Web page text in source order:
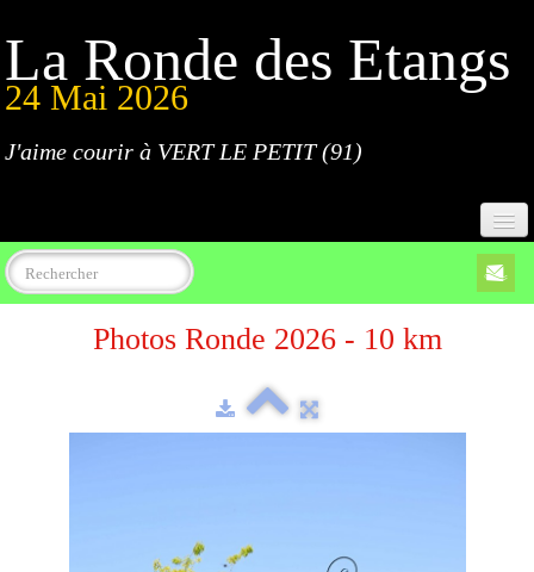
La Ronde des Etangs
24 Mai 2026
J'aime courir à VERT LE PETIT (91)
Accueil
ProgrammePhotos Ronde 2026 - 10 km